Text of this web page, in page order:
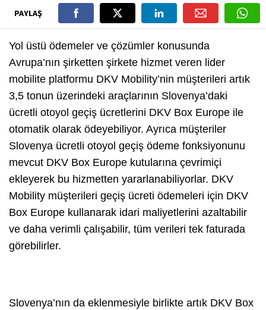
PAYLAŞ
Yol üstü ödemeler ve çözümler konusunda
Avrupa’nın şirketten şirkete hizmet veren lider
mobilite platformu DKV Mobility’nin müşterileri artık
3,5 tonun üzerindeki araçlarının Slovenya’daki
ücretli otoyol geçiş ücretlerini DKV Box Europe ile
otomatik olarak ödeyebiliyor. Ayrıca müşteriler
Slovenya ücretli otoyol geçiş ödeme fonksiyonunu
mevcut DKV Box Europe kutularına çevrimiçi
ekleyerek bu hizmetten yararlanabiliyorlar. DKV
Mobility müşterileri geçiş ücreti ödemeleri için DKV
Box Europe kullanarak idari maliyetlerini azaltabilir
ve daha verimli çalışabilir, tüm verileri tek faturada
görebilirler.
Slovenya’nın da eklenmesiyle birlikte artık DKV Box